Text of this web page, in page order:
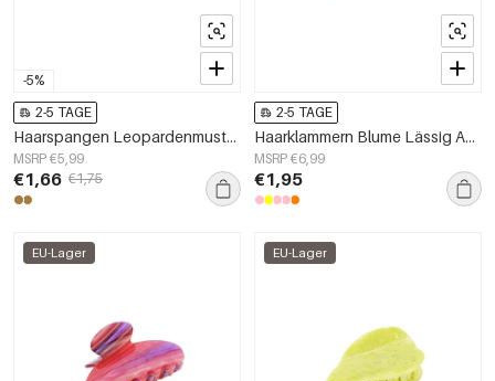
-5%
2-5 TAGE
Haarspangen Leopardenmuster Acryl Alltagsaccessoires
MSRP €5,99
€1,66 €1,75
2-5 TAGE
Haarklammern Blume Lässig Acryl Alltagsaccessoires
MSRP €6,99
€1,95
EU-Lager EU-Lager